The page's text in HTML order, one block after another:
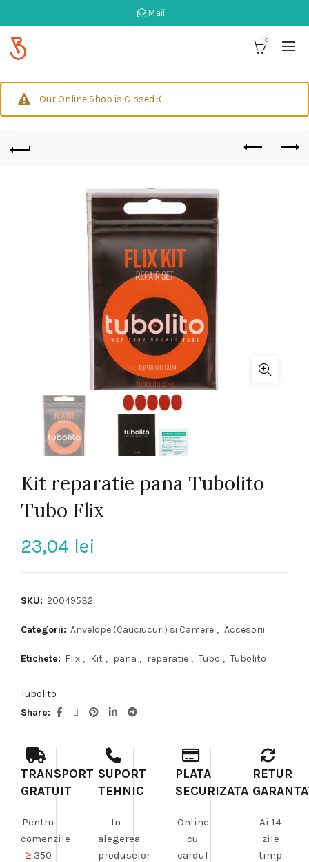
Mail
0
Our Online Shop is Closed :(
Kit reparatie pana Tubolito
Tubo Flix
23,04 lei
SKU: 20049532
Categorii: Anvelope (Cauciucuri) si Camere , Accesorii
Etichete: Flix , Kit , pana , reparatie , Tubo , Tubolito
Tubolito
Share
TRANSPORT
GRATUIT
Pentru
comenzile
≥350
SUPORT
TEHNIC
In
alegerea
produselor
PLATA
SECURIZATA
Online
cu
cardul
RETUR
Ai 14
zile
timp